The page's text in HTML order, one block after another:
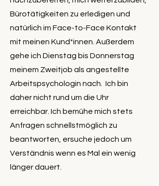
Bürotätigkeiten zu erledigen und
natürlich im Face-to-Face Kontakt
mit meinen Kund*innen. Außerdem
gehe ich Dienstag bis Donnerstag
meinem Zweitjob als angestellte
Arbeitspsychologin nach. Ich bin
daher nicht rund um die Uhr
erreichbar. Ich bemühe mich stets
Anfragen schnellstmöglich zu
beantworten, ersuche jedoch um
Verständnis wenn es Mal ein wenig
länger dauert.